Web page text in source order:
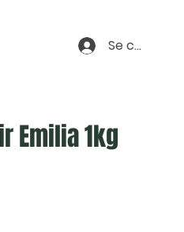
Se connecter
Emilia 1kg